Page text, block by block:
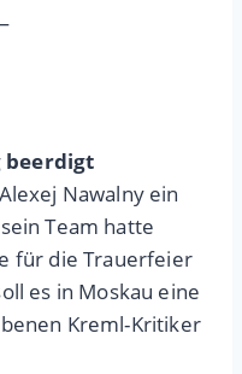
beerdigt
Nawalny ein
Team hatte
für die Trauerfeier
es in Moskau eine
Kreml-Kritiker